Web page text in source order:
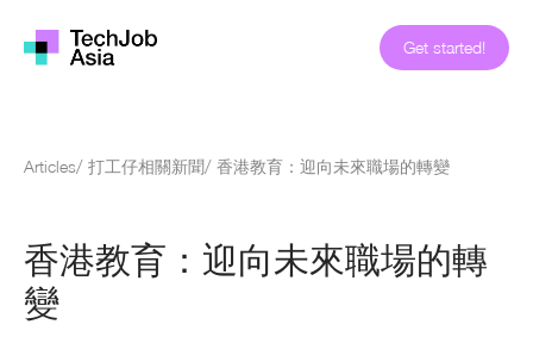
Get started!
Articles/ 打工仔相關新聞/ 香港教育：迎向未來職場的轉變
香港教育：迎向未來職場的轉
變